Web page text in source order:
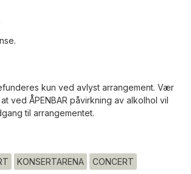
kun ved avlyst arrangement. Vær
ved ÅPENBAR påvirkning av alkolhol vil
til arrangementet.
KONSERTARENA CONCERT